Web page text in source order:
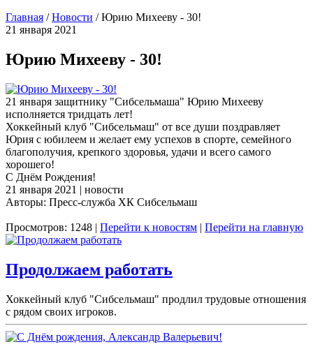
Главная /Новости /Юрию Михееву - 30!
21 января 2021
Юрию Михееву - 30!
21 января защитнику "Сибсельмаша" Юрию Михееву
исполняется тридцать лет!
Хоккейный клуб "Сибсельмаш" от все души поздравляет
Юрия с юбилеем и желает ему успехов в спорте, семейного
благополучия, крепкого здоровья, удачи и всего самого
хорошего!
С Днём Рождения!
21 января 2021 | новости
Авторы: Пресс-служба ХК Сибсельмаш
Просмотров: 1248 | Перейти к новостям | Перейти на главную
Продолжаем работать
Хоккейный клуб "Сибсельмаш" продлил трудовые отношения
с рядом своих игроков.